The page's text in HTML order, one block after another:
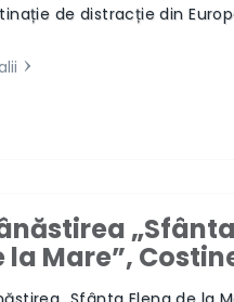
de distracție din
la Mare”,